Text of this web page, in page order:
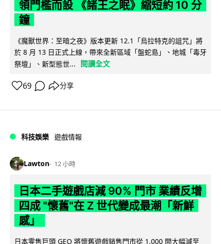
領門檻而設 《諸王之眠》縮短約 10 分
鐘
《魔獸世界：至暗之夜》版本更新 12.1「烏拉特克的詛咒」將
於 8 月 13 日正式上線，帶來全新區域「盤蛇島」、地城「毒牙
祭壇」、新型態世...
閱讀全文
69 分享
科技娛樂 遊戲情報
Lawton 12 小時
日本二手遊戲店減 90% 門市 業績反增
四成 "懷舊"在 Z 世代變成最潮「新鮮
感」
日本零售巨頭 GEO 將懷舊遊戲銷售門市從 1,000 間大幅減至